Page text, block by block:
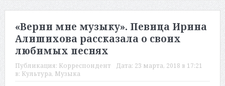
«Верни мне музыку». Певица Ирина
Алишихова рассказала о своих
любимых песнях
Публикация: Корреспондент Дата: 23 марта, 2018 в 17:21
в: Культура, Музыка